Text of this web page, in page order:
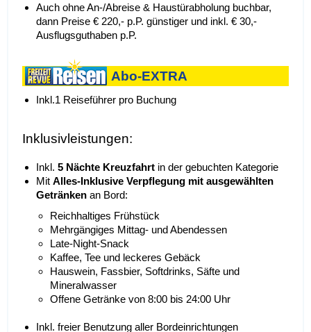
Auch ohne An-/Abreise & Haustürabholung buchbar,
dann Preise € 220,- p.P. günstiger und inkl. € 30,-
Ausflugsguthaben p.P.
Abo-EXTRA
Inkl.1 Reiseführer pro Buchung
Inklusivleistungen:
Inkl. 5 Nächte Kreuzfahrt in der gebuchten Kategorie
Mit Alles-Inklusive Verpflegung mit ausgewählten
Getränken an Bord:
Reichhaltiges Frühstück
Mehrgängiges Mittag- und Abendessen
Late-Night-Snack
Kaffee, Tee und leckeres Gebäck
Hauswein, Fassbier, Softdrinks, Säfte und
Mineralwasser
Offene Getränke von 8:00 bis 24:00 Uhr
Inkl. freier Benutzung aller Bordeinrichtungen